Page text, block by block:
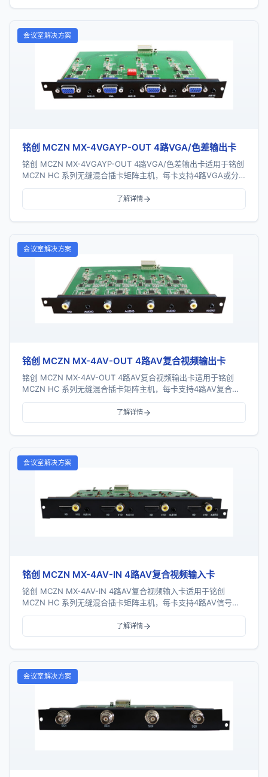
会议室解决方案
铭创 MCZN MX-4VGAYP-OUT 4路VGA/色差输出卡
铭创 MCZN MX-4VGAYP-OUT 4路VGA/色差输出卡适用于铭创
MCZN HC 系列无缝混合插卡矩阵主机，每卡支持4路VGA或分
量色差信号输出，采...
了解详情
会议室解决方案
铭创 MCZN MX-4AV-OUT 4路AV复合视频输出卡
铭创 MCZN MX-4AV-OUT 4路AV复合视频输出卡适用于铭创
MCZN HC 系列无缝混合插卡矩阵主机，每卡支持4路AV复合视
频信号输出，支持视频及音...
了解详情
会议室解决方案
铭创 MCZN MX-4AV-IN 4路AV复合视频输入卡
铭创 MCZN MX-4AV-IN 4路AV复合视频输入卡适用于铭创
MCZN HC 系列无缝混合插卡矩阵主机，每卡支持4路AV信号输
入，支持视频及音频同时输入...
了解详情
会议室解决方案